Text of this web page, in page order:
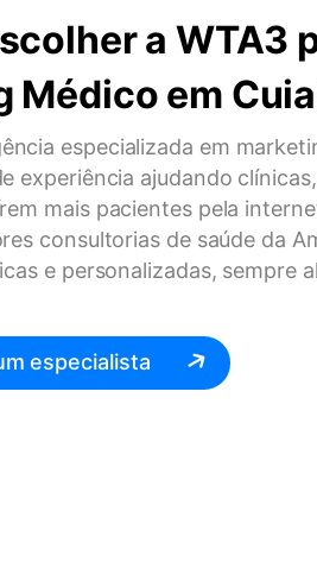
a WTA3
Médico em
especializada em
experiência ajudando
mais pacientes pela
consultorias de saúde da
e personalizadas, sempre
especialista